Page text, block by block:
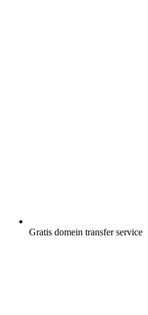
Gratis domein transfer service